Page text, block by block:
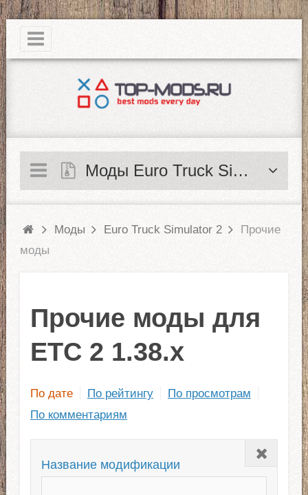
|
Моды Euro Truck Simulator 2
Моды Euro Truck Simulator 2
Прочие
моды
Прочие моды для
ЕТС 2 1.38.x
По дате По рейтингу
По просмотрам
По комментариям
Закрыть
Название модификации